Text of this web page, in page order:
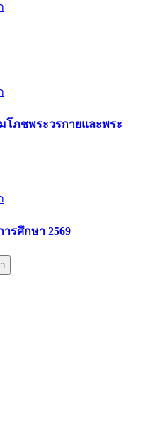
ภชพระวรกายและพระ
รศึกษา 2569